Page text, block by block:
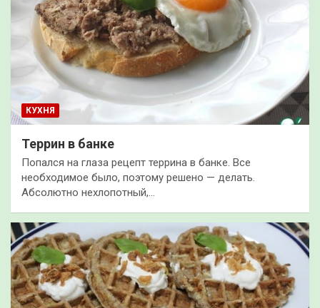
КУХНЯ
Террин в банке
Попался на глаза рецепт террина в банке. Все
необходимое было, поэтому решено — делать.
Абсолютно нехлопотный,…